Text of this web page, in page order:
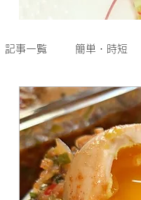
記事一覧 簡単・時短
粉物 スープ